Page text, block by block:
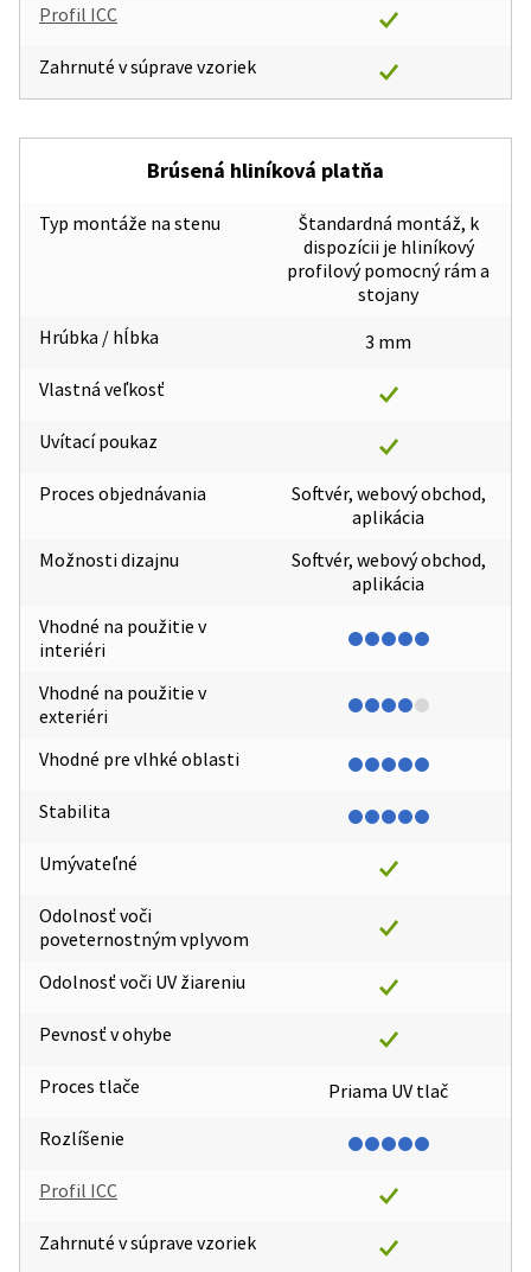
Profil ICC
Zahrnuté v súprave vzoriek
Brúsená hliníková platňa
Typ montáže na stenu
Hrúbka / hĺbka
Vlastná veľkosť
Uvítací poukaz
Proces objednávania
Možnosti dizajnu
Vhodné na použitie v
interiéri
Vhodné na použitie v
exteriéri
Vhodné pre vlhké oblasti
Stabilita
Umývateľné
Odolnosť voči
poveternostným vplyvom
Odolnosť voči UV žiareniu
Pevnosť v ohybe
Proces tlače
Rozlíšenie
Profil ICC
Zahrnuté v súprave vzoriek
Štandardná montáž, k
dispozícii je hliníkový
profilový pomocný rám a
stojany
3 mm
Softvér, webový obchod,
aplikácia
Softvér, webový obchod,
aplikácia
Priama UV tlač